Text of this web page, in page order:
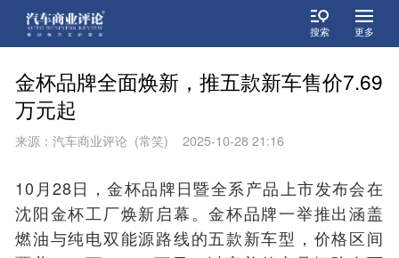
搜索 更多
金杯品牌全面焕新，推五款新车售价7.69
万元起
来源：汽车商业评论 (常笑) 2025-10-28 21:16
10月28日，金杯品牌日暨全系产品上市发布会在
沈阳金杯工厂焕新启幕。金杯品牌一举推出涵盖
燃油与纯电双能源路线的五款新车型，价格区间